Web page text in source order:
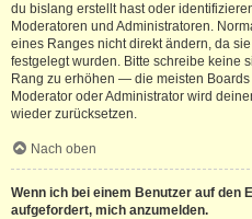
du bislang erstellt hast oder
Moderatoren und Administratoren.
eines Ranges nicht direkt ändern, da
festgelegt wurden. Bitte schreibe keine
Rang zu erhöhen — die meisten
Moderator oder Administrator wird
wieder zurücksetzen.
Nach oben
Wenn ich bei einem Benutzer auf den
aufgefordert, mich anzumelden.